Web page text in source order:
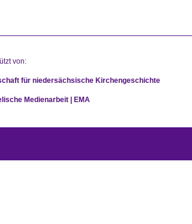
von:
für niedersächsische Kirchengeschichte
Medienarbeit | EMA